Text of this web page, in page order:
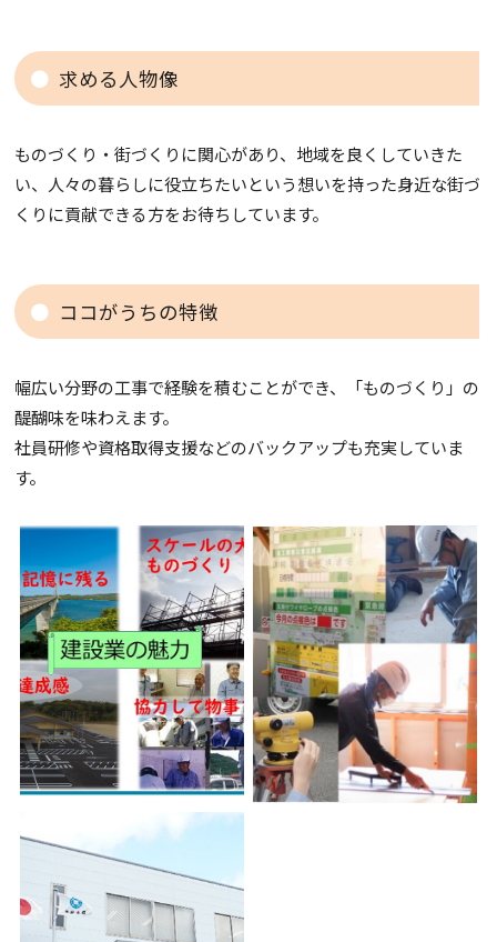
求める人物像
ものづくり・街づくりに関心があり、地域を良くしていきた
い、人々の暮らしに役立ちたいという想いを持った身近な街づ
くりに貢献できる方をお待ちしています。
ココがうちの特徴
幅広い分野の工事で経験を積むことができ、「ものづくり」の
醍醐味を味わえます。
社員研修や資格取得支援などのバックアップも充実していま
す。